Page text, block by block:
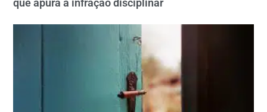
que apura a infração disciplinar